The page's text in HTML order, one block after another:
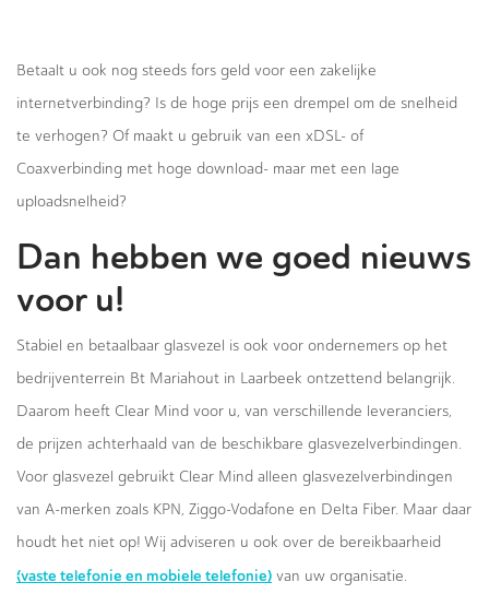
Betaalt u ook nog steeds fors geld voor een zakelijke
internetverbinding? Is de hoge prijs een drempel om de snelheid
te verhogen? Of maakt u gebruik van een xDSL- of
Coaxverbinding met hoge download- maar met een lage
uploadsnelheid?
Dan hebben we goed nieuws
voor u!
Stabiel en betaalbaar glasvezel is ook voor ondernemers op het
bedrijventerrein Bt Mariahout in Laarbeek ontzettend belangrijk.
Daarom heeft Clear Mind voor u, van verschillende leveranciers,
de prijzen achterhaald van de beschikbare glasvezelverbindingen.
Voor glasvezel gebruikt Clear Mind alleen glasvezelverbindingen
van A-merken zoals KPN, Ziggo-Vodafone en Delta Fiber. Maar daar
houdt het niet op! Wij adviseren u ook over de bereikbaarheid
(vaste telefonie en mobiele telefonie) van uw organisatie.